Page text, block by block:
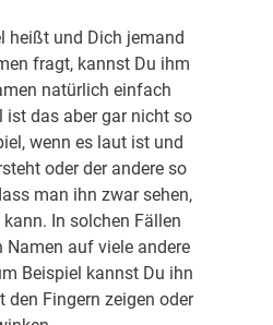
heißt und Dich jemand
fragt, kannst Du ihm
natürlich einfach
ist das aber gar nicht so
wenn es laut ist und
oder der andere so
man ihn zwar sehen,
In solchen Fällen
Namen auf viele andere
Beispiel kannst Du ihn
den Fingern zeigen oder